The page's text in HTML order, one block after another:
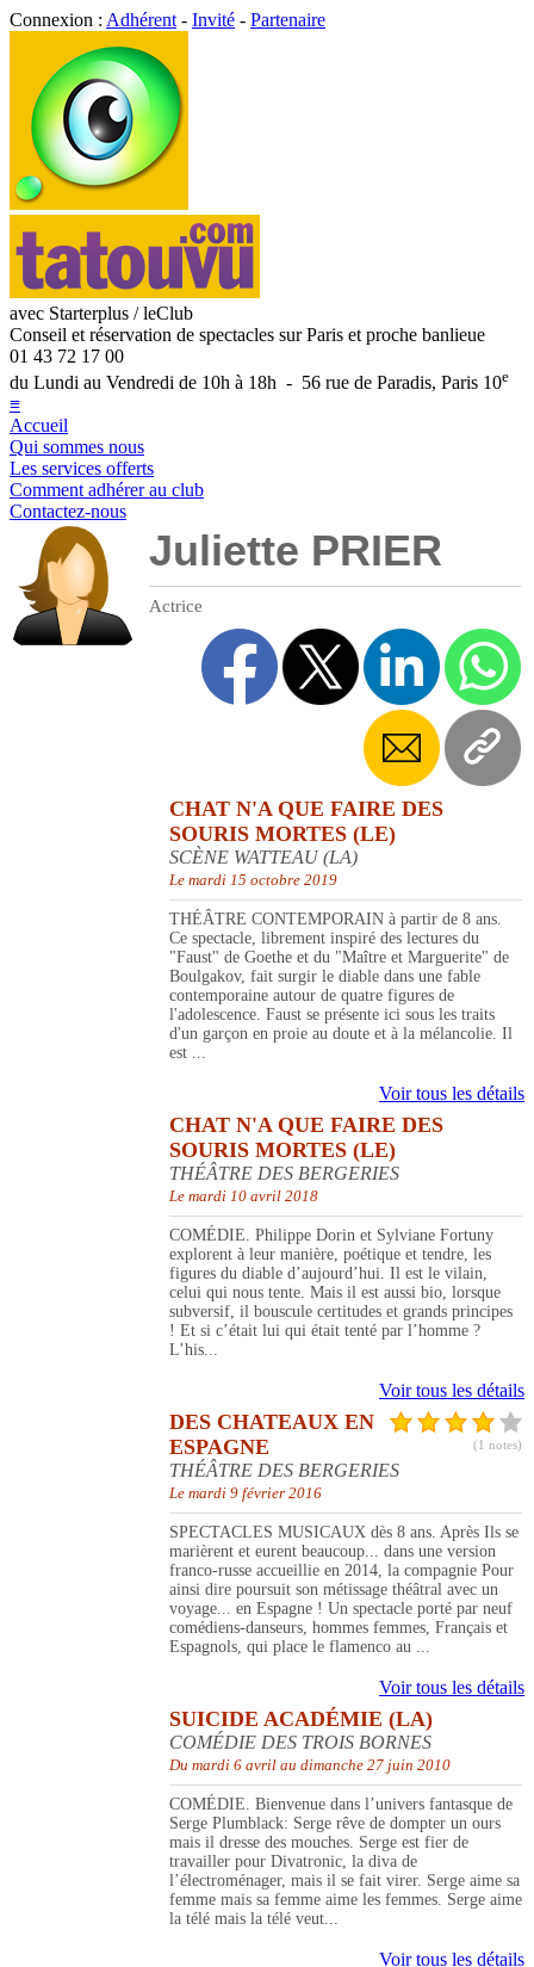
Connexion : Adhérent - Invité - Partenaire
avec Starterplus / leClub
Conseil et réservation de spectacles sur Paris et proche banlieue
01 43 72 17 00
du Lundi au Vendredi de 10h à 18h - 56 rue de Paradis, Paris 10e
≡
Accueil
Qui sommes nous
Les services offerts
Comment adhérer au club
Contactez-nous
Juliette PRIER
Actrice
CHAT N'A QUE FAIRE DES
SOURIS MORTES (LE)
SCÈNE WATTEAU (LA)
Le mardi 15 octobre 2019
THÉÂTRE CONTEMPORAIN à partir de 8 ans.
Ce spectacle, librement inspiré des lectures du
"Faust" de Goethe et du "Maître et Marguerite" de
Boulgakov, fait surgir le diable dans une fable
contemporaine autour de quatre figures de
l'adolescence. Faust se présente ici sous les traits
d'un garçon en proie au doute et à la mélancolie. Il
est ...
Voir tous les détails
CHAT N'A QUE FAIRE DES
SOURIS MORTES (LE)
THÉÂTRE DES BERGERIES
Le mardi 10 avril 2018
COMÉDIE. Philippe Dorin et Sylviane Fortuny
explorent à leur manière, poétique et tendre, les
figures du diable d’aujourd’hui. Il est le vilain,
celui qui nous tente. Mais il est aussi bio, lorsque
subversif, il bouscule certitudes et grands principes
! Et si c’était lui qui était tenté par l’homme ?
L’his...
Voir tous les détails
(1 notes)
DES CHATEAUX EN
ESPAGNE
THÉÂTRE DES BERGERIES
Le mardi 9 février 2016
SPECTACLES MUSICAUX dès 8 ans. Après Ils se
marièrent et eurent beaucoup... dans une version
franco-russe accueillie en 2014, la compagnie Pour
ainsi dire poursuit son métissage théâtral avec un
voyage... en Espagne ! Un spectacle porté par neuf
comédiens-danseurs, hommes femmes, Français et
Espagnols, qui place le flamenco au ...
Voir tous les détails
SUICIDE ACADÉMIE (LA)
COMÉDIE DES TROIS BORNES
Du mardi 6 avril au dimanche 27 juin 2010
COMÉDIE. Bienvenue dans l’univers fantasque de
Serge Plumblack: Serge rêve de dompter un ours
mais il dresse des mouches. Serge est fier de
travailler pour Divatronic, la diva de
l’électroménager, mais il se fait virer. Serge aime sa
femme mais sa femme aime les femmes. Serge aime
la télé mais la télé veut...
Voir tous les détails